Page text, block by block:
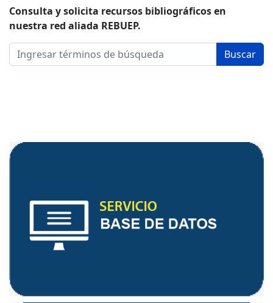
Consulta y solicita recursos bibliográficos en
nuestra red aliada REBUEP.